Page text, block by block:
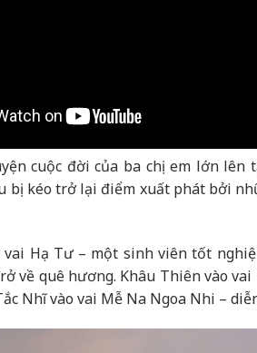
cuộc đời của ba chị em lớn
bị kéo trở lại điểm xuất phát bởi
vai Hạ Tư – một sinh viên tốt
về quê hương. Khâu Thiên vào
Nhĩ vào vai Mễ Na Ngoa Nhi –